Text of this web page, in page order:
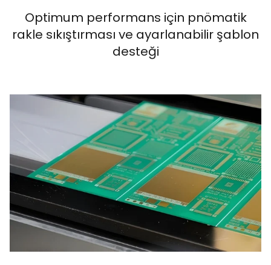
Optimum performans için pnömatik
rakle sıkıştırması ve ayarlanabilir şablon
desteği